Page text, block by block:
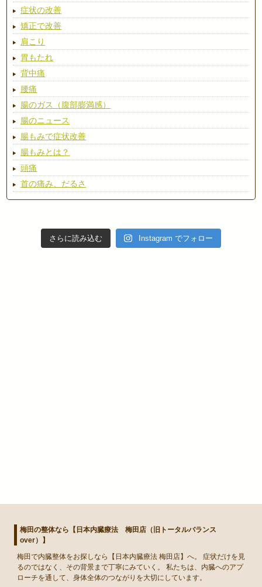
症状の改善
矯正で改善
肩こり
胃もたれ
背中痛
腰痛
腸のガス（腹部膨満感）
腸のニュース
腸もみで症状改善
腸もみとは？
頭痛
首の痛み、だるさ
さらに読み込む Instagram でフォロー
梅田の整体なら【日本内臓療法 梅田店（旧トータルバランス
over）】
梅田で内臓整体をお探しなら【日本内臓療法 梅田店】へ。 症状だけを見
るのではなく、その背景まで丁寧にみていく。 私たちは、内臓へのアプ
ローチを通して、身体全体のつながりを大切にしています。